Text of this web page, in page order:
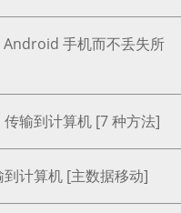
手机而不丢失所
输到计算机 [7 种方法]
计算机 [主数据移动]